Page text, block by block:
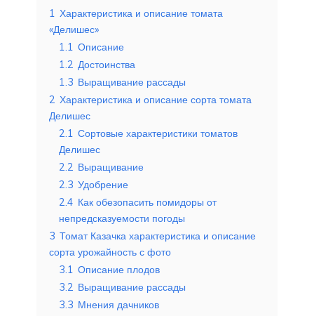
1 Характеристика и описание томата
«Делишес»
1.1 Описание
1.2 Достоинства
1.3 Выращивание рассады
2 Характеристика и описание сорта томата
Делишес
2.1 Сортовые характеристики томатов
Делишес
2.2 Выращивание
2.3 Удобрение
2.4 Как обезопасить помидоры от
непредсказуемости погоды
3 Томат Казачка характеристика и описание
сорта урожайность с фото
3.1 Описание плодов
3.2 Выращивание рассады
3.3 Мнения дачников